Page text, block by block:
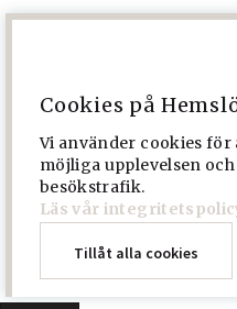
Cookies på
Vi använder cookies för
möjliga upplevelsen
besökstrafik.
Läs vår
Tillåt alla cookies